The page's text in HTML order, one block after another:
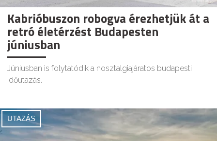
Kabrióbuszon robogva érezhetjük át a
retró életérzést Budapesten
júniusban
Júniusban is folytatódik a nosztalgiajáratos budapesti
időutazás.
UTAZÁS